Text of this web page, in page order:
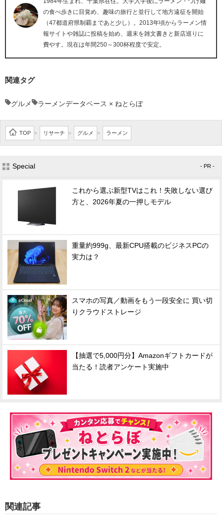
の食べ歩きに目覚め、趣味の旅行と並行して地方遠征を開始
（47都道府県制覇まであと少し）。2013年頃からラーメン情
報サイトや雑誌に投稿を始め、週末を雑文書きと新店巡りに
費やす。現在は年間250～300杯程度で安定。
関連タグ
グルメ ラーメンデータベース × ねとらぼ
TOP > リサーチ > グルメ > ラーメン
Special - PR -
これから選ぶ新型TVはこれ！失敗しない選び
方と、2026年夏の一押しモデル
重量約999g、最新CPU搭載のビジネスPCの
実力は？
スマホの写真／動画をもう一段安全に 買い切
りクラウドストレージ
【抽選で5,000円分】Amazonギフトカードが
当たる！読者アンケート実施中
関連記事